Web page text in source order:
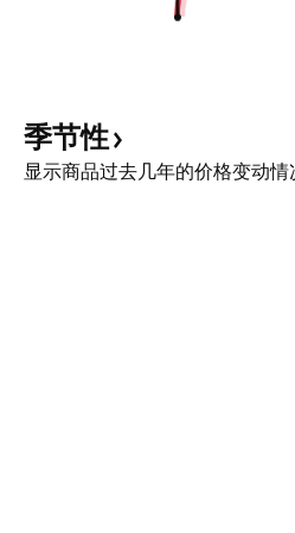
季节性
显示商品过去几年的价格变动情